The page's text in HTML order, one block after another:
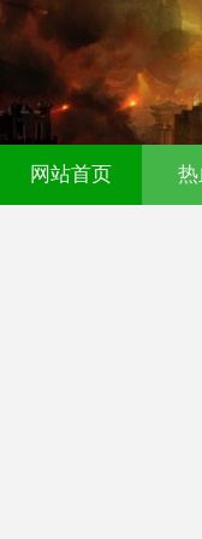
传奇发布网
网站首页